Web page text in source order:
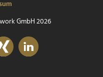
GmbH 2026